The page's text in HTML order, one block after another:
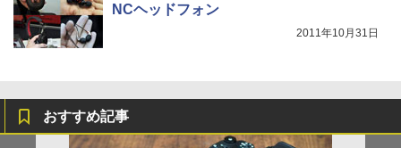
NCヘッドフォン
2011年10月31日
おすすめ記事